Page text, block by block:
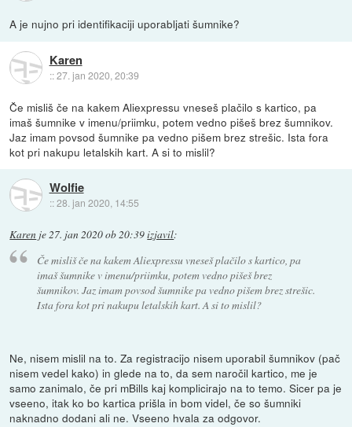
A je nujno pri identifikaciji uporabljati šumnike?
Karen
::27. jan 2020, 20:39
Če misliš če na kakem Aliexpressu vneseš plačilo s kartico, pa
imaš šumnike v imenu/priimku, potem vedno pišeš brez šumnikov.
Jaz imam povsod šumnike pa vedno pišem brez strešic. Ista fora
kot pri nakupu letalskih kart. A si to mislil?
Wolfie
::28. jan 2020, 14:55
Karen je 27. jan 2020 ob 20:39izjavil:
Če misliš če na kakem Aliexpressu vneseš plačilo s kartico, pa
imaš šumnike v imenu/priimku, potem vedno pišeš brez
šumnikov. Jaz imam povsod šumnike pa vedno pišem brez strešic.
Ista fora kot pri nakupu letalskih kart. A si to mislil?
Ne, nisem mislil na to. Za registracijo nisem uporabil šumnikov (pač
nisem vedel kako) in glede na to, da sem naročil kartico, me je
samo zanimalo, če pri mBills kaj komplicirajo na to temo. Sicer pa je
vseeno, itak ko bo kartica prišla in bom videl, če so šumniki
naknadno dodani ali ne. Vseeno hvala za odgovor.